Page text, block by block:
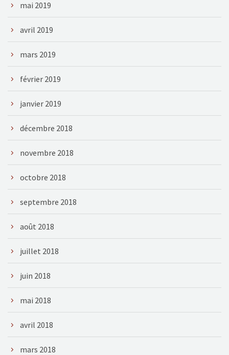
mai 2019
avril 2019
mars 2019
février 2019
janvier 2019
décembre 2018
novembre 2018
octobre 2018
septembre 2018
août 2018
juillet 2018
juin 2018
mai 2018
avril 2018
mars 2018